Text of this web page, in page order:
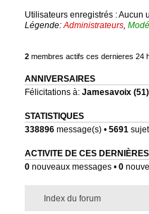
Utilisateurs enregistrés : Aucun
Légende:Administrateurs,
2membres actifs ces dernieres 24
ANNIVERSAIRES
Félicitations à: Jamesavoix
STATISTIQUES
338896message(s) • 5691
ACTIVITE DE CES
0nouveaux messages • 0
Index du forum